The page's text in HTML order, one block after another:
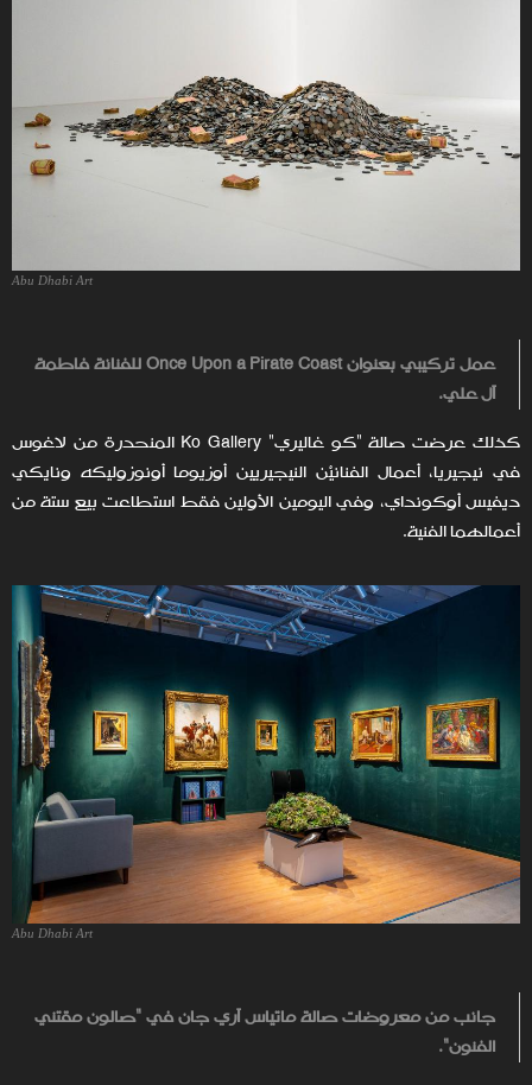
Abu Dhabi Art
عمل تركيبي بعنوان Once Upon a Pirate Coast للفنانة فاطمة
آل علي.
كذلك عرضت صالة "كو غاليري" Ko Gallery المنحدرة من لاغوس
في نيجيريا، أعمال الفنانيْن النيجيريين أوزيوما أونوزوليكه ونايكي
ديفيس أوكونداي، وفي اليومين الأولين فقط استطاعت بيع ستة من
أعمالهما الفنية.
Abu Dhabi Art
جانب من معروضات صالة ماتياس آري جان في "صالون مقتني
الفنون".